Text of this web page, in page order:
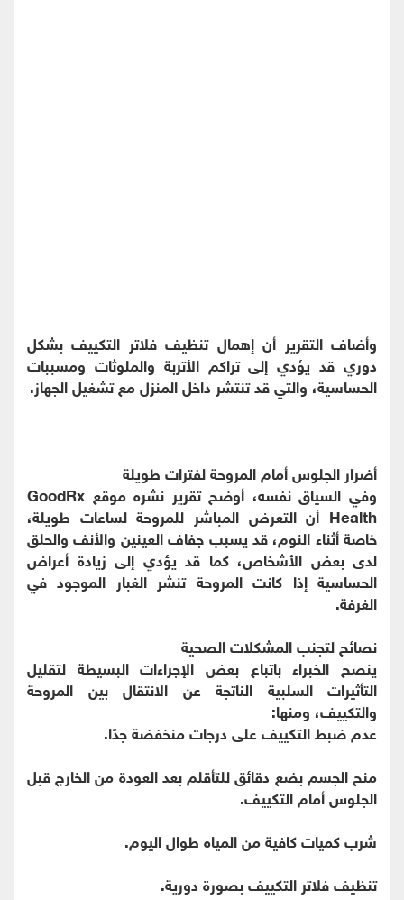
وأضاف التقرير أن إهمال تنظيف فلاتر التكييف بشكل
دوري قد يؤدي إلى تراكم الأتربة والملوثات ومسببات
الحساسية، والتي قد تنتشر داخل المنزل مع تشغيل الجهاز.
أضرار الجلوس أمام المروحة لفترات طويلة
وفي السياق نفسه، أوضح تقرير نشره موقع GoodRx
Health أن التعرض المباشر للمروحة لساعات طويلة،
خاصة أثناء النوم، قد يسبب جفاف العينين والأنف والحلق
لدى بعض الأشخاص، كما قد يؤدي إلى زيادة أعراض
الحساسية إذا كانت المروحة تنشر الغبار الموجود في
الغرفة.
نصائح لتجنب المشكلات الصحية
ينصح الخبراء باتباع بعض الإجراءات البسيطة لتقليل
التأثيرات السلبية الناتجة عن الانتقال بين المروحة
والتكييف، ومنها:
عدم ضبط التكييف على درجات منخفضة جدًا.
منح الجسم بضع دقائق للتأقلم بعد العودة من الخارج قبل
الجلوس أمام التكييف.
شرب كميات كافية من المياه طوال اليوم.
تنظيف فلاتر التكييف بصورة دورية.